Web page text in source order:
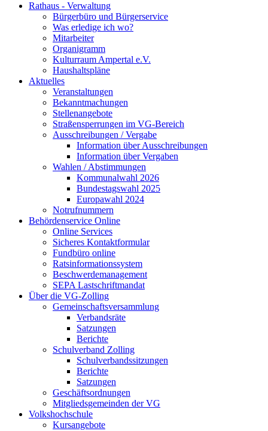
Rathaus - Verwaltung
Bürgerbüro und Bürgerservice
Was erledige ich wo?
Mitarbeiter
Organigramm
Kulturraum Ampertal e.V.
Haushaltspläne
Aktuelles
Veranstaltungen
Bekanntmachungen
Stellenangebote
Straßensperrungen im VG-Bereich
Ausschreibungen / Vergabe
Information über Ausschreibungen
Information über Vergaben
Wahlen / Abstimmungen
Kommunalwahl 2026
Bundestagswahl 2025
Europawahl 2024
Notrufnummern
Behördenservice Online
Online Services
Sicheres Kontaktformular
Fundbüro online
Ratsinformationssystem
Beschwerdemanagement
SEPA Lastschriftmandat
Über die VG-Zolling
Gemeinschaftsversammlung
Verbandsräte
Satzungen
Berichte
Schulverband Zolling
Schulverbandssitzungen
Berichte
Satzungen
Geschäftsordnungen
Mitgliedsgemeinden der VG
Volkshochschule
Kursangebote